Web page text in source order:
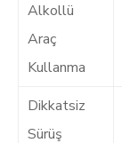
Alkollü
Araç
Kullanma
Dikkatsiz
Sürüş